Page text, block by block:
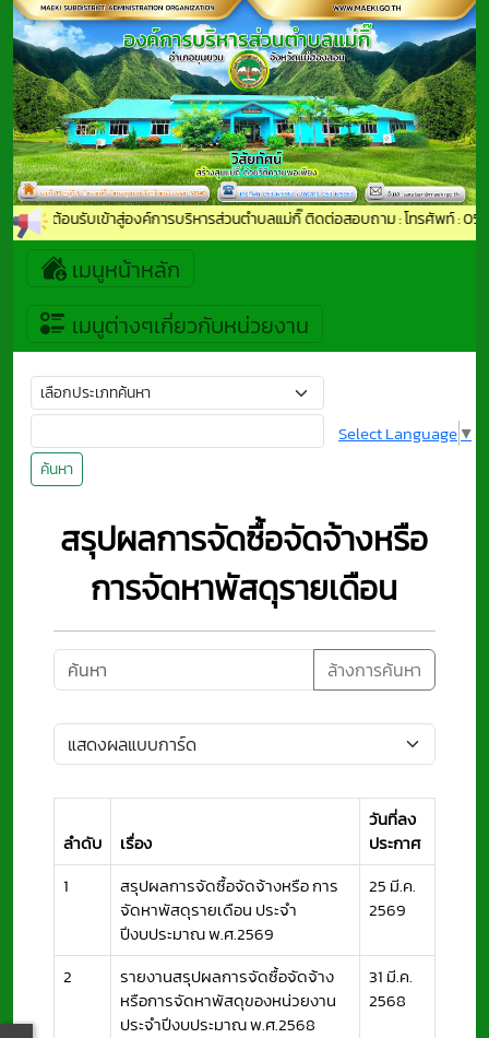
ยินดีต้อนรับเข้าสู่องค์การบริหารส่วนตำบลแม่กิ๊ ติดต่อสอบถาม : โทรศัพท์ : 053-
เมนูหน้าหลัก
เมนูต่างๆเกี่ยวกับหน่วยงาน
ค้นหา
Select Language▼
สรุปผลการจัดซื้อจัดจ้างหรือ
การจัดหาพัสดุรายเดือน
ล้างการค้นหา
ลำดับ เรื่อง
วันที่ลง
ประกาศ
1
สรุปผลการจัดซื้อจัดจ้างหรือ การ
จัดหาพัสดุรายเดือน ประจำ
ปีงบประมาณ พ.ศ.2569
25 มี.ค.
2569
2
รายงานสรุปผลการจัดซื้อจัดจ้าง
หรือการจัดหาพัสดุของหน่วยงาน
ประจำปีงบประมาณ พ.ศ.2568
31 มี.ค.
2568